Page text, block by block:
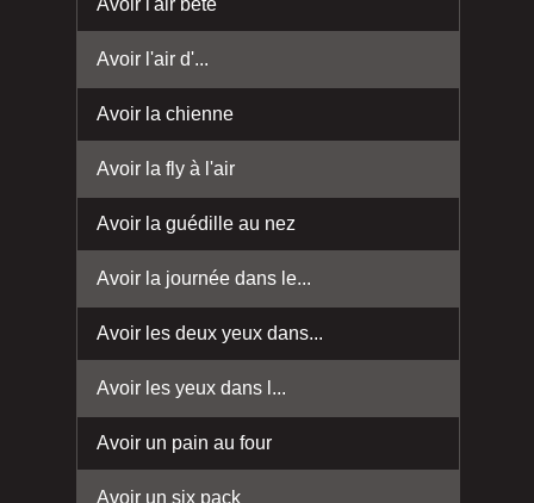
Avoir l'air bête
Avoir l'air d'...
Avoir la chienne
Avoir la fly à l'air
Avoir la guédille au nez
Avoir la journée dans le...
Avoir les deux yeux dans...
Avoir les yeux dans l...
Avoir un pain au four
Avoir un six pack